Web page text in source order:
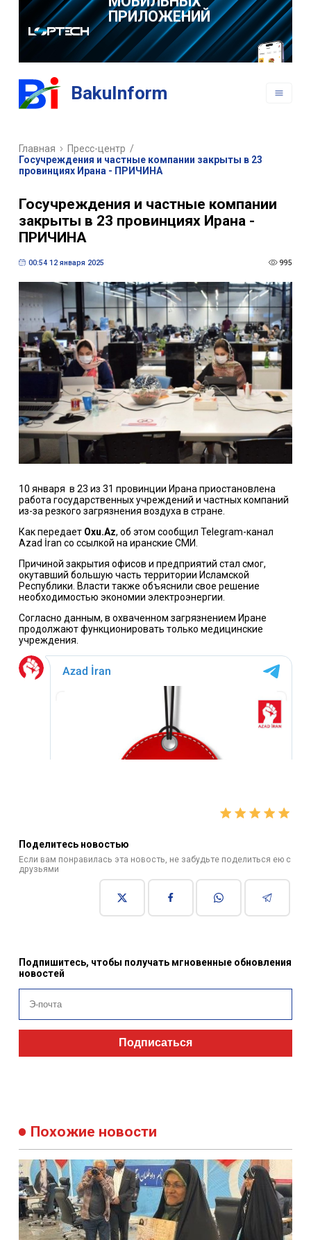
РАЗРАБОТКА
BakuInform
Главная Пресс-центр /
Госучреждения и частные компании закрыты в 23
провинциях Ирана - ПРИЧИНА
Госучреждения и частные компании
закрыты в 23 провинциях Ирана -
ПРИЧИНА
00:54 12 января 2025 995
10 января в 23 из 31 провинции Ирана приостановлена
работа государственных учреждений и частных компаний
из-за резкого загрязнения воздуха в стране.
Как передает Oxu.Az, об этом сообщил Telegram-канал
Azad İran со ссылкой на иранские СМИ.
Причиной закрытия офисов и предприятий стал смог,
окутавший большую часть территории Исламской
Республики. Власти также объяснили свое решение
необходимостью экономии электроэнергии.
Согласно данным, в охваченном загрязнением Иране
продолжают функционировать только медицинские
учреждения.
Поделитесь новостью
Если вам понравилась эта новость, не забудьте поделиться ею с
друзьями
Подпишитесь, чтобы получать мгновенные обновления
новостей
Подписаться
Похожие новости